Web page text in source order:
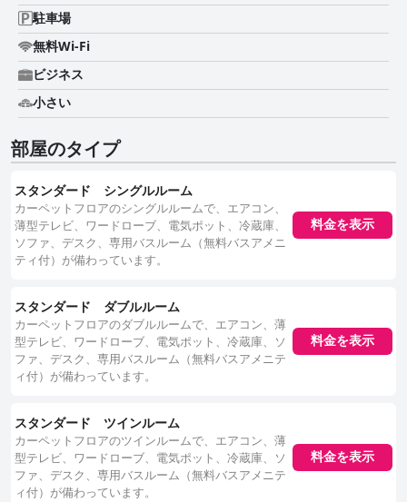
駐車場
無料Wi-Fi
ビジネス
小さい
部屋のタイプ
スタンダード シングルルーム
カーペットフロアのシングルルームで、エアコン、
薄型テレビ、ワードローブ、電気ポット、冷蔵庫、
ソファ、デスク、専用バスルーム（無料バスアメニ
ティ付）が備わっています。
料金を表示
スタンダード ダブルルーム
カーペットフロアのダブルルームで、エアコン、薄
型テレビ、ワードローブ、電気ポット、冷蔵庫、ソ
ファ、デスク、専用バスルーム（無料バスアメニテ
ィ付）が備わっています。
料金を表示
スタンダード ツインルーム
カーペットフロアのツインルームで、エアコン、薄
型テレビ、ワードローブ、電気ポット、冷蔵庫、ソ
ファ、デスク、専用バスルーム（無料バスアメニテ
ィ付）が備わっています。
料金を表示